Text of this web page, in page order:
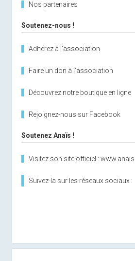
Nos partenaires
Soutenez-nous !
Adhérez à l'association
Faire un don à l'association
Découvrez notre boutique en ligne
Rejoignez-nous sur Facebook
Soutenez Anaïs !
Visitez son site officiel :
Suivez-la sur les réseaux sociaux :